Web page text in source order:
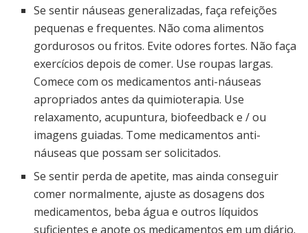
Se sentir náuseas generalizadas, faça refeições
pequenas e frequentes. Não coma alimentos
gordurosos ou fritos. Evite odores fortes. Não faça
exercícios depois de comer. Use roupas largas.
Comece com os medicamentos anti-náuseas
apropriados antes da quimioterapia. Use
relaxamento, acupuntura, biofeedback e / ou
imagens guiadas. Tome medicamentos anti-
náuseas que possam ser solicitados.
Se sentir perda de apetite, mas ainda conseguir
comer normalmente, ajuste as dosagens dos
medicamentos, beba água e outros líquidos
suficientes e anote os medicamentos em um diário.